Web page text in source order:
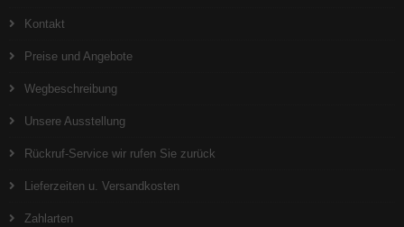
Kontakt
Preise und Angebote
Wegbeschreibung
Unsere Ausstellung
Rückruf-Service wir rufen Sie zurück
Lieferzeiten u. Versandkosten
Zahlarten